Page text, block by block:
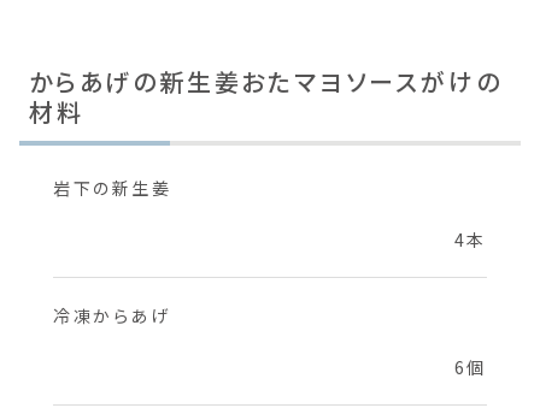
からあげの新生姜おたマヨソースがけの
材料
岩下の新生姜
4本
冷凍からあげ
6個